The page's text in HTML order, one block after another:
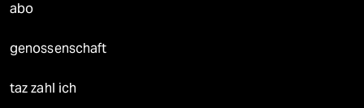
abo
genossenschaft
taz zahl ich